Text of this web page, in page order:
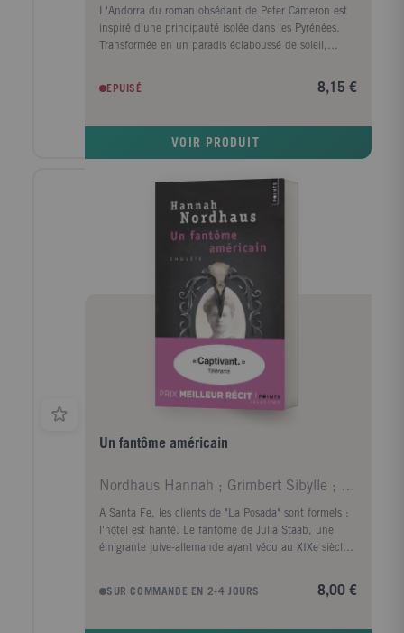
L'Andorra du roman obsédant de Peter Cameron est
inspiré d'une principauté isolée dans les Pyrénées.
Transformée en un paradis éclaboussé de soleil,
Alexander Fox, pensant y trouver réconfort et refuge,
alors qu'il n'y rencontre que des souvenirs inquiétants
EPUISÉ 8,15 €
VOIR PRODUIT
Un fantôme américain
Nordhaus Hannah ; Grimbert Sibylle ; Georgesco Flo
A Santa Fe, les clients de "La Posada" sont formels :
l'hôtel est hanté. Le fantôme de Julia Staab, une
émigrante juive-allemande ayant vécu au XIXe siècle,
réclame-t-il justice ? Nul ne le sait. Sauf Hannah
SUR COMMANDE EN 2-4 JOURS 8,00 €